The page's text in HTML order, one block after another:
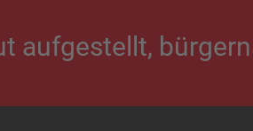
aufgestellt,